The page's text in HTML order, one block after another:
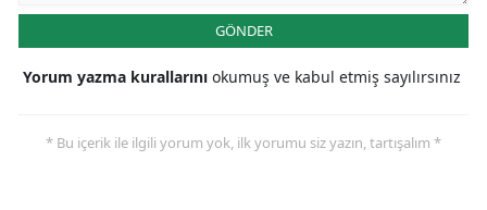
GÖNDER
Yorum yazma kurallarını okumuş ve kabul etmiş sayılırsınız
* Bu içerik ile ilgili yorum yok, ilk yorumu siz yazın, tartışalım *